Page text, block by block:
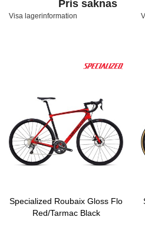
Pris saknas
Visa lagerinformation
Specialized Roubaix Gloss Flo
Red/Tarmac Black